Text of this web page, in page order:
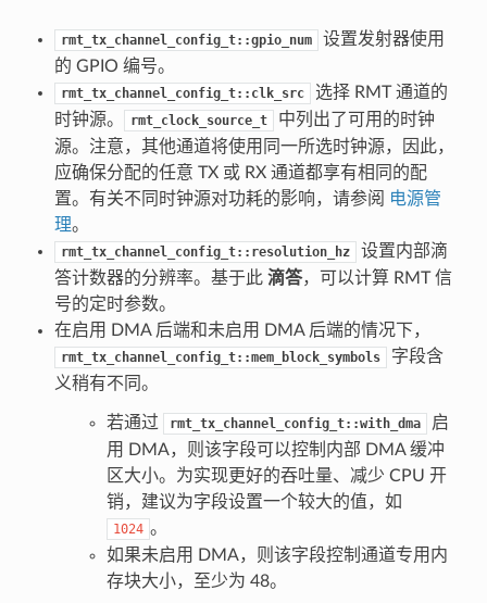
rmt_tx_channel_config_t::gpio_num
设置发射器使用
的 GPIO 编号。
rmt_tx_channel_config_t::clk_src
选择 RMT 通道的
时钟源。
rmt_clock_source_t
中列出了可用的时钟
源。注意，其他通道将使用同一所选时钟源，因此，
应确保分配的任意 TX 或 RX 通道都享有相同的配
置。有关不同时钟源对功耗的影响，请参阅 电源管
理。
rmt_tx_channel_config_t::resolution_hz
设置内部滴
答计数器的分辨率。基于此 滴答，可以计算 RMT 信
号的定时参数。
在启用 DMA 后端和未启用 DMA 后端的情况下，
rmt_tx_channel_config_t::mem_block_symbols
字段含
义稍有不同。
若通过 rmt_tx_channel_config_t::with_dma
启
用 DMA，则该字段可以控制内部 DMA 缓冲
区大小。为实现更好的吞吐量、减少 CPU 开
销，建议为字段设置一个较大的值，如
1024 。
如果未启用 DMA，则该字段控制通道专用内
存块大小，至少为 48。